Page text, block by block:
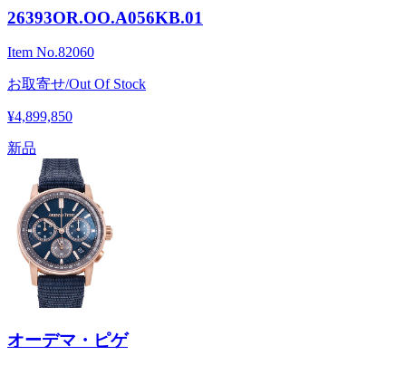
26393OR.OO.A056KB.01
Item No.82060
お取寄せ/Out Of Stock
¥4,899,850
新品
オーデマ・ピゲ